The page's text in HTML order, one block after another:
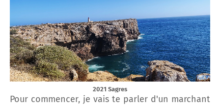
2021 Sagres
Pour commencer, je vais te parler d'un marchant